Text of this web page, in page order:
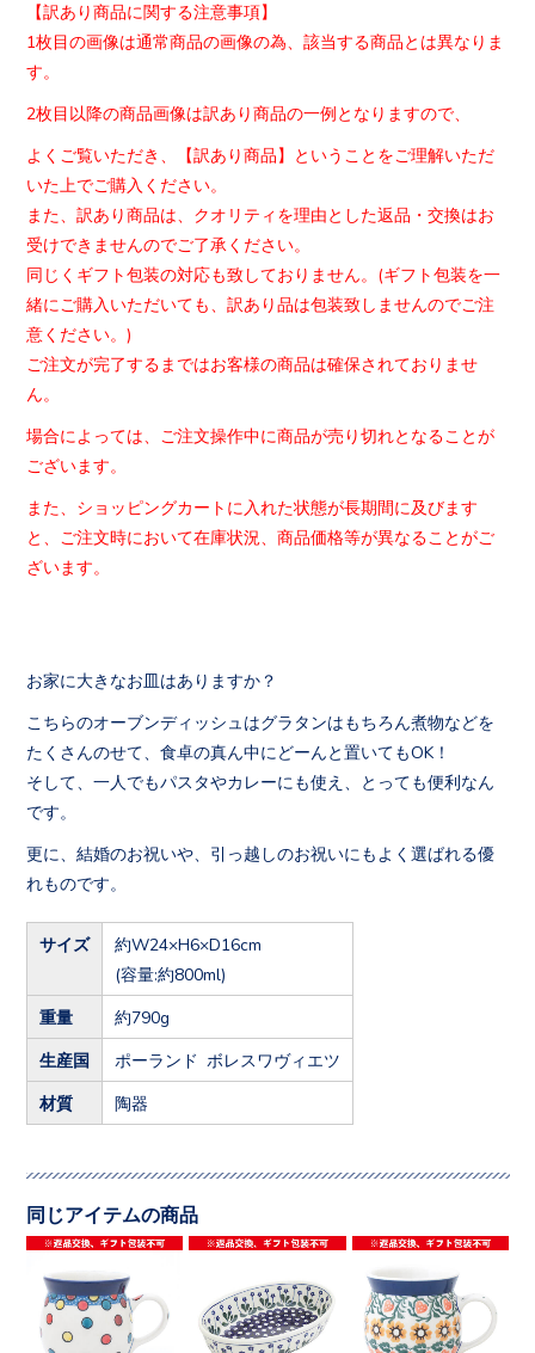
【訳あり商品に関する注意事項】
1枚目の画像は通常商品の画像の為、該当する商品とは異なりま
す
2枚目以降の商品画像は訳あり商品の一例となりますので、
よくご覧いただき、【訳あり商品】ということをご理解いただ
いた 上でご購入ください。
また、訳あり商品は、クオリティを理由とした返品・交換はお
受けできませんのでご了承ください。
同じくギフト包装の対応も致しておりません。(ギフト包装を一
緒にご購入いただいても、 訳あり品は包装致しませんのでご注
意ください。)
ご注文が完了するまではお客様の商品は確保されておりませ
ん。
場合によっては、
ご注文操作中に商品が売り切れとなることが
ございます。
また、ショッピングカートに入れた状態が長期間に及びます
と、
ご注文時において在庫状況、 商品価格等が異なることがご
ざいます。
お家に大きなお皿はありますか？
こちらのオーブンディッシュはグラタンはもちろん煮物などを
たくさんのせて、食卓の真ん中にどーんと置いてもOK！
そして、一人でもパスタやカレーにも使え、とっても便利なん
です。
更に、結婚のお祝いや、引っ越しのお祝いにもよく選ばれる優
れものです。
サイズ
約W24×H6×D16cm
(容量:約800ml)
重量 約790g
生産国 ポーランド ボレスワヴィエツ
材質 陶器
同じアイテムの商品